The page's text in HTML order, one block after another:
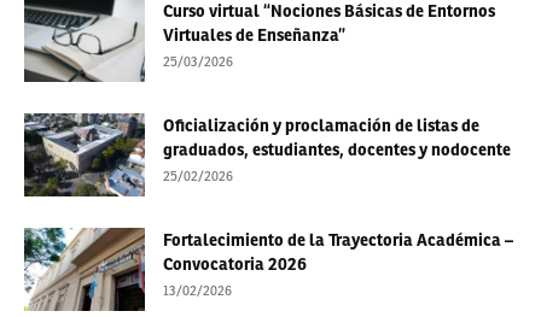
Curso virtual “Nociones Básicas de Entornos
Virtuales de Enseñanza”
25/03/2026
Oficialización y proclamación de listas de
graduados, estudiantes, docentes y nodocente
25/02/2026
Fortalecimiento de la Trayectoria Académica –
Convocatoria 2026
13/02/2026